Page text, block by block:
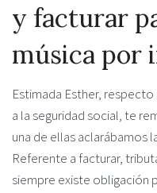
y facturar
música por
Estimada Esther,
a la seguridad social, te
una de ellas aclarábamos
Referente a facturar,
siempre existe obligación